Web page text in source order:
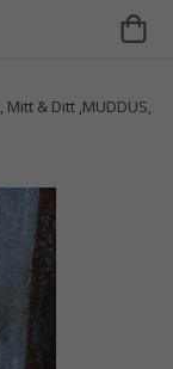
& Ditt ,MUDDUS,